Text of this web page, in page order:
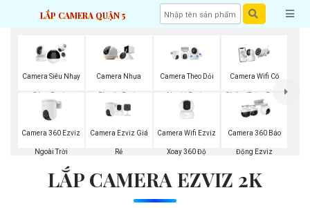
LẮP CAMERA QUẬN 5
Camera Siêu Nhạy
Sáng Ezviz
Camera Nhựa
Plastic Ezviz
Camera Theo Dỏi
Người Ezviz
Camera Wifi Có
Chống Trộm Ezviz
Camera 360 Ezviz
Ngoài Trời
Camera Ezviz Giá
Rẻ
Camera Wifi Ezviz
Xoay 360 Độ
Camera 360 Báo
Động Ezviz
LẮP CAMERA EZVIZ 2K